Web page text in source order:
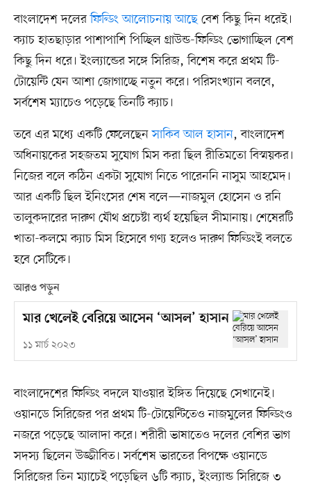
বাংলাদেশ দলেরফিল্ডিং আলোচনায় আছেবেশ কিছু দিন ধরেই।
ক্যাচ হাতছাড়ার পাশাপাশি পিচ্ছিল গ্রাউন্ড-ফিল্ডিং ভোগাচ্ছিল বেশ
কিছু দিন ধরে। ইংল্যান্ডের সঙ্গে সিরিজ, বিশেষ করে প্রথম টি-
টোয়েন্টি যেন আশা জোগাচ্ছে নতুন করে। পরিসংখ্যান বলবে,
সর্বশেষ ম্যাচেও পড়েছে তিনটি ক্যাচ।
তবে এর মধ্যে একটি ফেলেছেনসাকিব আল হাসান, বাংলাদেশ
অধিনায়কের সহজতম সুযোগ মিস করা ছিল রীতিমতো বিস্ময়কর।
নিজের বলে কঠিন একটা সুযোগ নিতে পারেননি নাসুম আহমেদ।
আর একটি ছিল ইনিংসের শেষ বলে—নাজমুল হোসেন ও রনি
তালুকদারের দারুণ যৌথ প্রচেষ্টা ব্যর্থ হয়েছিল সীমানায়। শেষেরটি
খাতা-কলমে ক্যাচ মিস হিসেবে গণ্য হলেও দারুণ ফিল্ডিংই বলতে
হবে সেটিকে।
আরও পড়ুন
মার খেলেই বেরিয়ে আসেন ‘আসল’ হাসান
১১ মার্চ ২০২৩
বাংলাদেশের ফিল্ডিং বদলে যাওয়ার ইঙ্গিত দিয়েছে সেখানেই।
ওয়ানডে সিরিজের পর প্রথম টি-টোয়েন্টিতেও নাজমুলের ফিল্ডিংও
নজরে পড়েছে আলাদা করে। শরীরী ভাষাতেও দলের বেশির ভাগ
সদস্য ছিলেন উজ্জীবিত। সর্বশেষ ভারতের বিপক্ষে ওয়ানডে
সিরিজের তিন ম্যাচেই পড়েছিল ৬টি ক্যাচ, ইংল্যান্ড সিরিজে ৩